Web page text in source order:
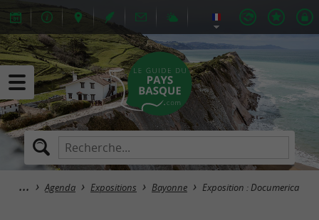
Agenda Expositions Bayonne Exposition : Documerica